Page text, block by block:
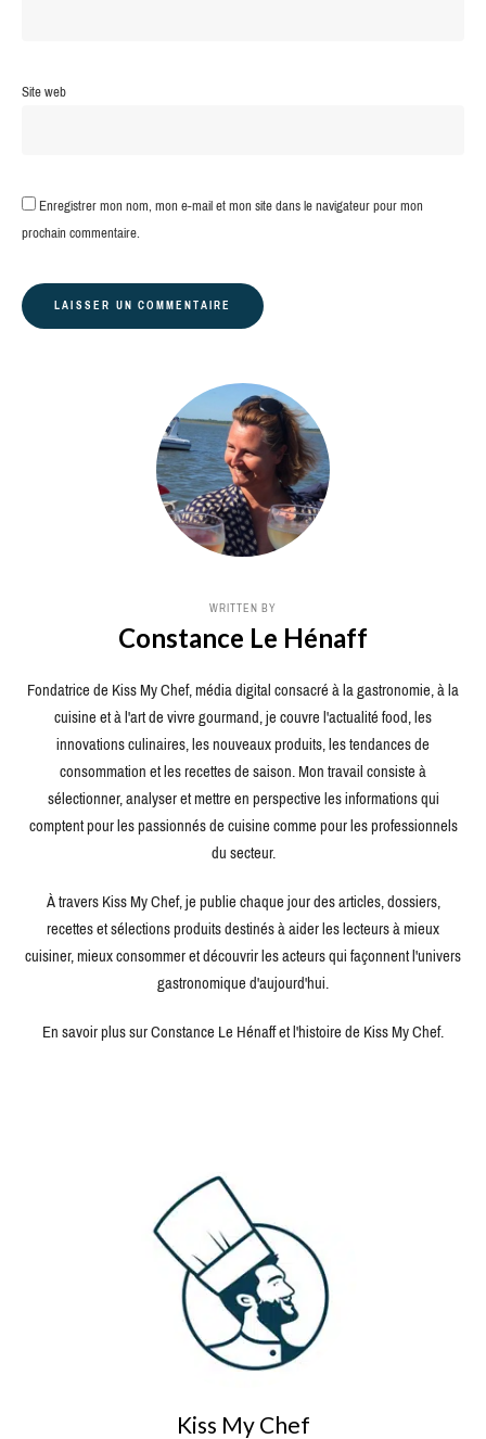
Site web
Enregistrer mon nom, mon e-mail et mon site dans le navigateur pour mon
prochain commentaire.
WRITTEN BY
Constance Le Hénaff
Fondatrice de Kiss My Chef, média digital consacré à la gastronomie, à la
cuisine et à l'art de vivre gourmand, je couvre l'actualité food, les
innovations culinaires, les nouveaux produits, les tendances de
consommation et les recettes de saison. Mon travail consiste à
sélectionner, analyser et mettre en perspective les informations qui
comptent pour les passionnés de cuisine comme pour les professionnels
du secteur.
À travers Kiss My Chef, je publie chaque jour des articles, dossiers,
recettes et sélections produits destinés à aider les lecteurs à mieux
cuisiner, mieux consommer et découvrir les acteurs qui façonnent l'univers
gastronomique d'aujourd'hui.
En savoir plus sur Constance Le Hénaff et l'histoire de Kiss My Chef.
Kiss My Chef